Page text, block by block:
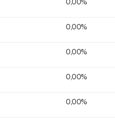
0,00%
0,00%
0,00%
0,00%
0,00%